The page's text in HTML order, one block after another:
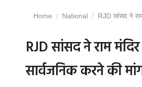
Home National RJD सांसद ने
RJD सांसद ने राम
सार्वजनिक करने की